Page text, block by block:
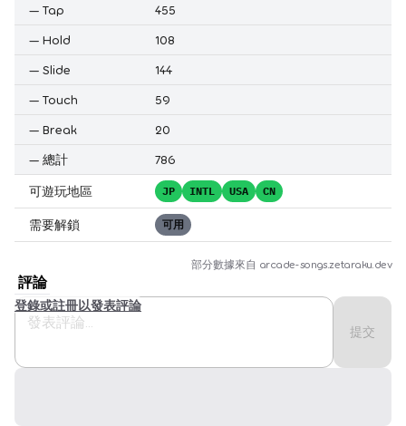
— Tap
455
— Hold
108
— Slide
144
— Touch
59
— Break
20
— 總計 786
可遊玩地區 JP INTL USA CN
需要解鎖 可用
部分數據來自 arcade-songs.zetaraku.dev
評論
提交
登錄或註冊以發表評論